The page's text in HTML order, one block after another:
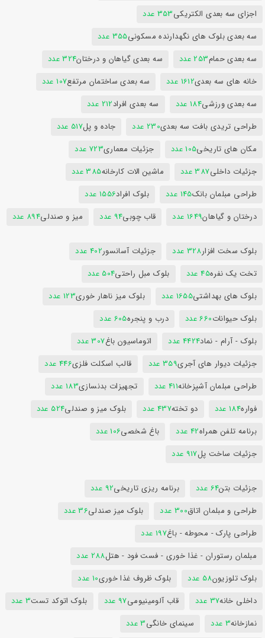
اجزای سه بعدی الکتریکی353 عدد
سه بعدی بلوک های نگهدارنده مسکونی355 عدد
سه بعدی حمام253 عدد سه بعدی گیاهان و درختان324 عدد
خانه های سه بعدی1612 عدد سه بعدی ساختمان مرتفع107 عدد
سه بعدی ورزشی184 عدد سه بعدی افراد212 عدد
طراحی تریدی بافت سه بعدی230 عدد جاده و پل517 عدد
مکان های تاریخی105 عدد جزئیات معماری723 عدد
جزئیات داخلی387 عدد ماشین الات کارخانه385 عدد
طراحی مبلمان بانک145 عدد بلوک افراد1556 عدد
درختان و گیاهان1649 عدد قاب چوبی94 عدد میز و صندلی894 عدد
بلوک سخت افزار328 عدد جزئیات آسانسور402 عدد
تخت یک نفره45 عدد بلوک مبل راحتی504 عدد
بلوک های بهداشتی1655 عدد بلوک میز ناهار خوری123 عدد
بلوک حیوانات660 عدد درب و پنجره605 عدد
بلوک - آرام - نماد4424 عدد اتوماسیون باغ307 عدد
جزئیات دیوار های آجری359 عدد قالب اسکلت فلزی446 عدد
طراحی مبلمان آشپزخانه411 عدد تجهیزات بدنسازی183 عدد
فواره184 عدد دو تخته437 عدد بلوک میز و صندلی524 عدد
برنامه تلفن همراه42 عدد باغ شخصی106 عدد
جزئیات ساخت پل917 عدد
جزئیات بتن64 عدد برنامه ریزی تاریخی92 عدد
طراحی و مبلمان اتاق300 عدد بلوک میز صندلی36 عدد
طراحی پارک - محوطه - باغ197 عدد
مبلمان رستوران - غذا خوری - فست فود - هتل288 عدد
بلوک تلوزیون58 عدد بلوک ظروف غذا خوری10 عدد
داخلی خانه37 عدد قاب آلومینیومی97 عدد بلوک اتوکد تست3 عدد
نمازخانه3 عدد سینمای خانگی3 عدد